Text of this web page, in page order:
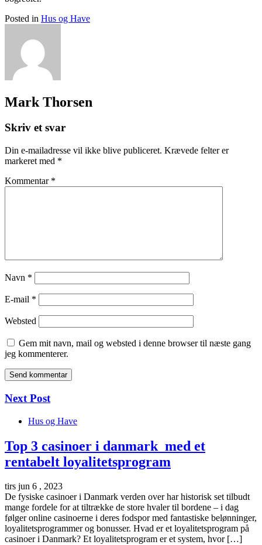
Posted in Hus og Have
Mark Thorsen
Skriv et svar
Din e-mailadresse vil ikke blive publiceret. Krævede felter er
markeret med *
Kommentar *
Navn *
E-mail *
Websted
Gem mit navn, mail og websted i denne browser til næste gang
jeg kommenterer.
Next Post
Hus og Have
Top 3 casinoer i danmark med et
rentabelt loyalitetsprogram
tirs jun 6 , 2023
De fysiske casinoer i Danmark verden over har historisk set tilbudt
mange fordele for at tiltrække de store hvaler til bordene – i dag
følger online casinoerne i deres fodspor med fantastiske belønninger,
loyalitetsprogrammer og bonusser. Hvad er et loyalitetsprogram på
casinoer i Danmark? Et loyalitetsprogram er et system, hvor […]